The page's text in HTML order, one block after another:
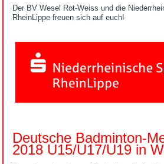
Der BV Wesel Rot-Weiss und die
RheinLippe freuen sich auf euch!
Deutsche Badminton-
2018 U15/U17/U19 in